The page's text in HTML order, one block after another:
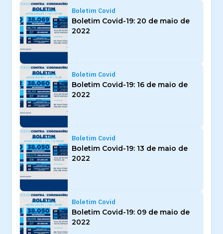
Boletim Covid
Boletim Covid-19: 20 de maio de
2022
Boletim Covid
Boletim Covid-19: 16 de maio de
2022
Boletim Covid
Boletim Covid-19: 13 de maio de
2022
Boletim Covid
Boletim Covid-19: 09 de maio de
2022